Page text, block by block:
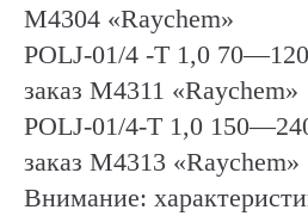
М4304 «Raychem»
POLJ-01/4 -Т 1,0 70—120
заказ М4311 «Raychem»
POLJ-01/4-T 1,0
заказ М4313 «Raychem»
Внимание: